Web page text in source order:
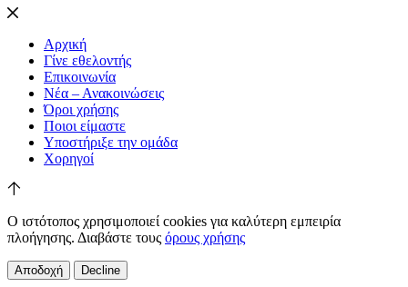
Αρχική
Γίνε εθελοντής
Επικοινωνία
Νέα – Ανακοινώσεις
Όροι χρήσης
Ποιοι είμαστε
Υποστήριξε την ομάδα
Χορηγοί
Ο ιστότοπος χρησιμοποιεί cookies για καλύτερη εμπειρία
πλοήγησης. Διαβάστε τους όρους χρήσης
Αποδοχή Decline